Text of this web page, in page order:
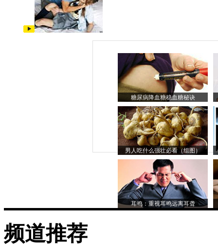
糖尿病降血糖稳血糖秘诀
男人吃什么强壮必看（组图）
耳鸣：重视耳鸣远离耳聋
频道推荐